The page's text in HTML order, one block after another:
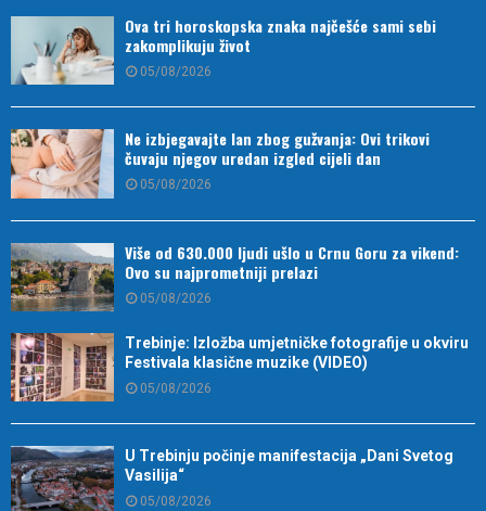
Ova tri horoskopska znaka najčešće sami sebi
zakomplikuju život
05/08/2026
Ne izbjegavajte lan zbog gužvanja: Ovi trikovi
čuvaju njegov uredan izgled cijeli dan
05/08/2026
Više od 630.000 ljudi ušlo u Crnu Goru za vikend:
Ovo su najprometniji prelazi
05/08/2026
Trebinje: Izložba umjetničke fotografije u okviru
Festivala klasične muzike (VIDEO)
05/08/2026
U Trebinju počinje manifestacija „Dani Svetog
Vasilija“
05/08/2026